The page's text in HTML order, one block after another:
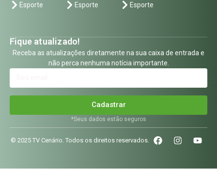
Esporte Esporte Esporte
Fique atualizado!
Receba as atualizações diretamente na sua caixa de entrada e
não perca nenhuma notícia importante.
Cadastrar
*Seus dados estão seguros
© 2025 TV Cenário. Todos os direitos reservados.